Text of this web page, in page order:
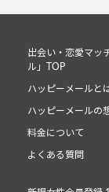
出会い・恋愛マッ
ル」TOP
ハッピーメールと
ハッピーメールの
料金について
よくある質問